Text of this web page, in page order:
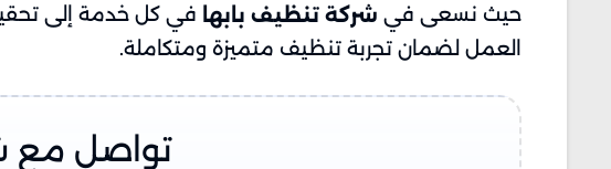
حيث نسعى في شركة تنظيف بابها في كل خدمة إلى
العمل لضمان تجربة تنظيف متميزة ومتكاملة.
تواصل مع